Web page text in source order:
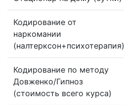
Кодирование от
наркомании
(налтерксон+психотерапия)
Кодирование по методу
Довженко/Гипноз
(стоимость всего курса)